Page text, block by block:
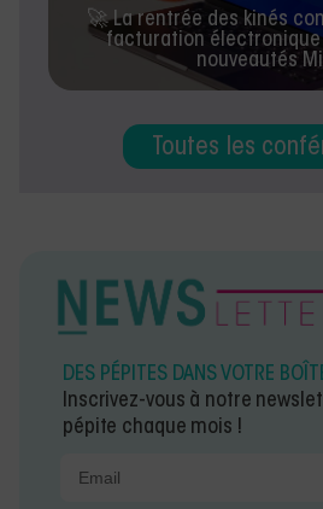
🚀 La rentrée des kinés
facturation
nouveautés
Toutes les
DES PÉPITES DANS VOTRE
Inscrivez-vous à notre
pépite chaque mois !